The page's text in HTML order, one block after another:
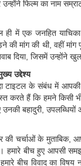
फिल्म का नाम
में एक जनहित
की मांग की थी, वहीं
दिया, जिसमें उन्होंने
उद्देश्य
टाइटल के संबंध में
हैं कि हमने किसी भी
बहादुरी,
की चर्चाओं के मुताबिक,
हमारे बीच हुए आपसी
बीच विवाद का